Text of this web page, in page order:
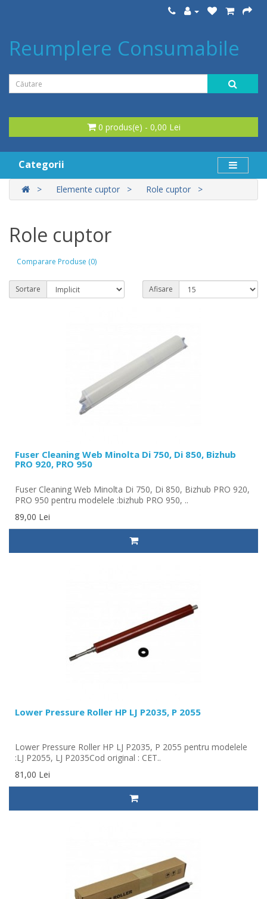
Reumplere Consumabile
0 produs(e) - 0,00 Lei
Categorii
Elemente cuptor Role cuptor
Role cuptor
Comparare Produse (0)
Sortare Afisare
Fuser Cleaning Web Minolta Di 750, Di 850, Bizhub
PRO 920, PRO 950
Fuser Cleaning Web Minolta Di 750, Di 850, Bizhub PRO 920,
PRO 950 pentru modelele :bizhub PRO 950, ..
89,00 Lei
Lower Pressure Roller HP LJ P2035, P 2055
Lower Pressure Roller HP LJ P2035, P 2055 pentru modelele
:LJ P2055, LJ P2035Cod original : CET..
81,00 Lei